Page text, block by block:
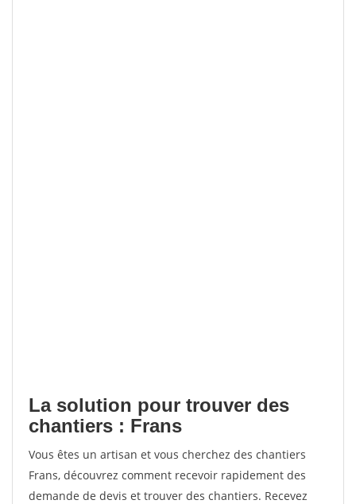
La solution pour trouver des
chantiers : Frans
Vous êtes un artisan et vous cherchez des chantiers
Frans, découvrez comment recevoir rapidement des
demande de devis et trouver des chantiers. Recevez